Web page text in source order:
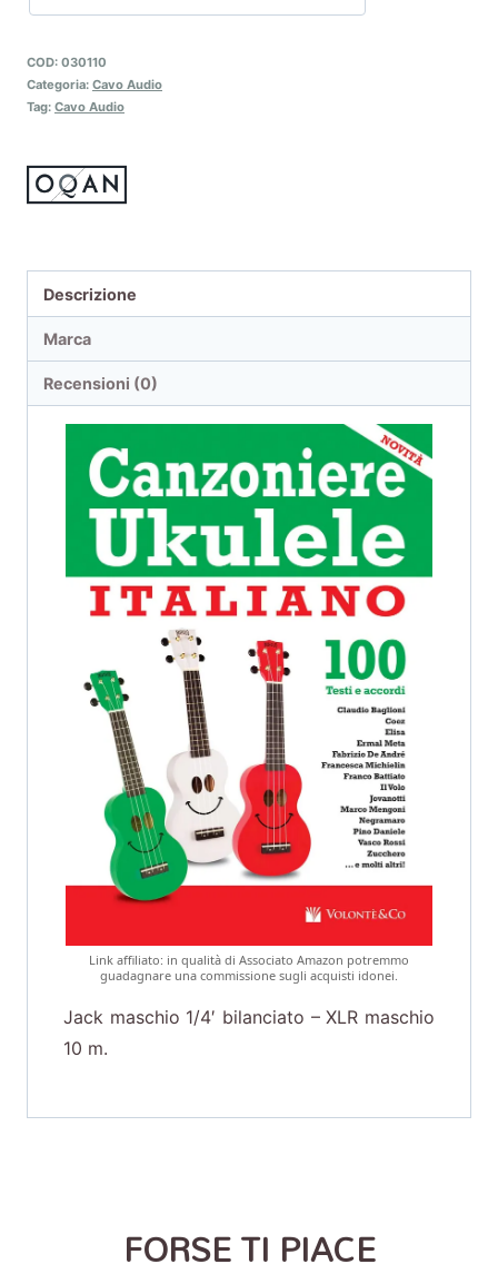
COD: 030110
Categoria: Cavo Audio
Tag: Cavo Audio
Descrizione
Marca
Recensioni (0)
Link affiliato: in qualità di Associato Amazon potremmo
guadagnare una commissione sugli acquisti idonei.
Jack maschio 1/4′ bilanciato – XLR maschio
10 m.
FORSE TI PIACE